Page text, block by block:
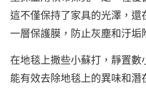
這不僅保持了家具的光澤，還
一層保護膜，防止灰塵和汙垢
在地毯上撒些小蘇打，靜置數
能有效去除地毯上的異味和潛